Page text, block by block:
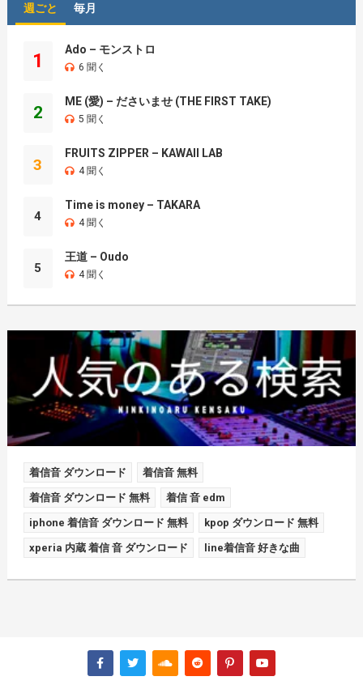
週ごと 毎月
1
Ado – モンストロ
6 聞く
2
ME (愛) – ださいませ (THE FIRST TAKE)
5 聞く
3
FRUITS ZIPPER – KAWAII LAB
4 聞く
4
Time is money – TAKARA
4 聞く
5
王道 – Oudo
4 聞く
着信音 ダウンロード 着信音 無料
着信音 ダウンロード 無料 着信 音 edm
iphone 着信音 ダウンロード 無料 kpop ダウンロード 無料
xperia 内蔵 着信 音 ダウンロード line着信音 好きな曲